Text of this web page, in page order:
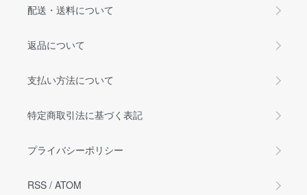
配送・送料について
返品について
支払い方法について
特定商取引法に基づく表記
プライバシーポリシー
RSS / ATOM